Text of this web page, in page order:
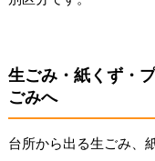
生ごみ・紙くず・
ごみへ
台所から出る生ごみ、